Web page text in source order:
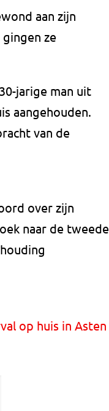
aan zijn
ze
jarige man uit
aangehouden.
van de
over zijn
naar de tweede
op huis in Asten